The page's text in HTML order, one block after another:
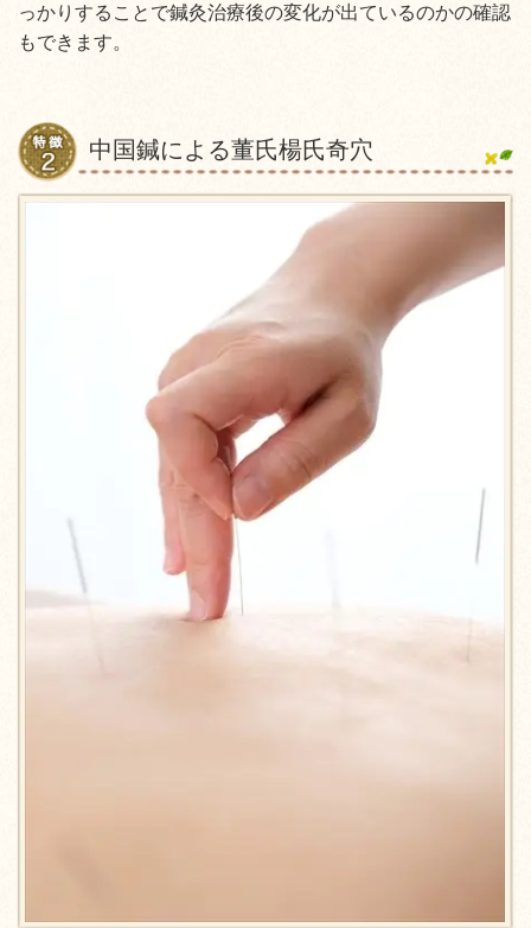
っかりすることで鍼灸治療後の変化が出ているのかの確認
もできます。
中国鍼による董氏楊氏奇穴